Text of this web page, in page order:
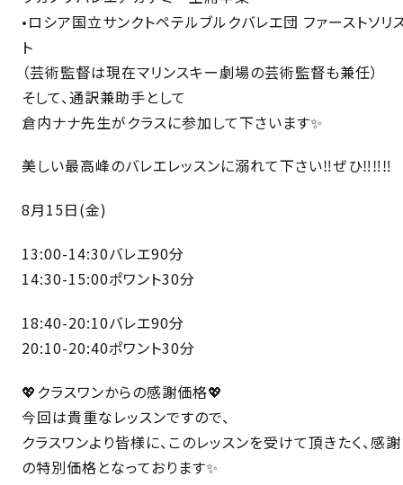
•ロシア国立サンクトペテルブルクバレエ団 ファーストソリ
ト
（芸術監督は現在マリンスキー劇場の芸術監督も兼任）
そして、通訳兼助手として
倉内ナナ先生がクラスに参加して下さいます✨
美しい最高峰のバレエレッスンに溺れて下さい‼️ぜひ‼️‼️‼️
8月15日(金)
13:00-14:30バレエ90分
14:30-15:00ポワント30分
18:40-20:10バレエ90分
20:10-20:40ポワント30分
💖クラスワンからの感謝価格💖
今回は貴重なレッスンですので、
クラスワンより皆様に、このレッスンを受けて頂きたく、感謝
の特別価格となっております✨